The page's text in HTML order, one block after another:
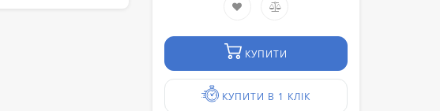
КУПИТИ
КУПИТИ В 1 КЛІК